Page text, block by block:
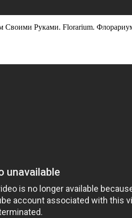
Своими Руками. Florarium.